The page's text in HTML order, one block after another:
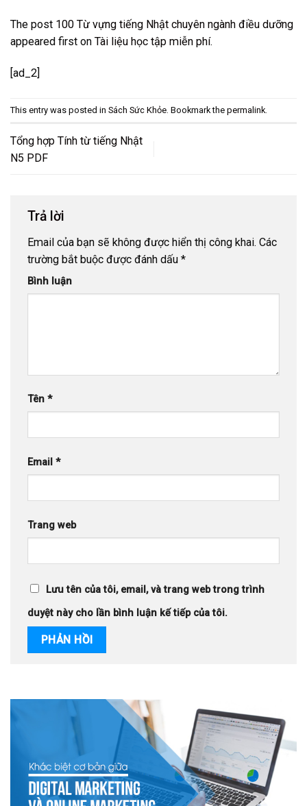
The post 100 Từ vựng tiếng Nhật chuyên ngành điều dưỡng
appeared first on Tài liệu học tập miễn phí.
[ad_2]
This entry was posted in Sách Sức Khỏe . Bookmark the permalink
Tổng hợp Tính từ tiếng Nhật
N5 PDF
Trả lời
Email của bạn sẽ không được hiển thị công khai. Các
trường bắt buộc được đánh dấu *
Bình luận
Tên *
Email *
Trang web
Lưu tên của tôi, email, và trang web trong trình
duyệt này cho lần bình luận kế tiếp của tôi.